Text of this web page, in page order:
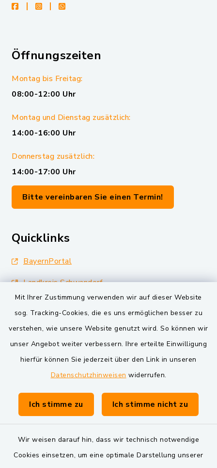
Mit Ihrer Zustimmung verwenden wir auf dieser Website
sog. Tracking-Cookies, die es uns ermöglichen besser zu
verstehen, wie unsere Website genutzt wird. So können wir
unser Angebot weiter verbessern. Ihre erteilte Einwilligung
hierfür können Sie jederzeit über den Link in unseren
Datenschutzhinweisen widerrufen.
Ich stimme zu Ich stimme nicht zu
Wir weisen darauf hin, dass wir technisch notwendige
Cookies einsetzen, um eine optimale Darstellung unserer
facebookinstagramwhatsapp
Öffnungszeiten
Montag bis Freitag:
08:00-12:00 Uhr
Montag und Dienstag zusätzlich:
14:00-16:00 Uhr
Donnerstag zusätzlich:
14:00-17:00 Uhr
Bitte vereinbaren Sie einen Termin!
Quicklinks
BayernPortal
Landkreis Schwandorf
Oberpfälzer Wald
VG und Gemeinden
Markt Schwarzenfeld
Gemeinde Schwarzach bei Nabburg
Verwaltungsgemeinschaft Schwarzenfeld